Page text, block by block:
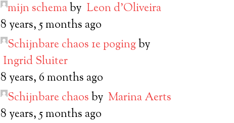
mijn schemaby Leon d’Oliveira
8 years, 5 months ago
Schijnbare chaos 1e pogingby
Ingrid Sluiter
8 years, 6 months ago
Schijnbare chaosby Marina Aerts
8 years, 5 months ago